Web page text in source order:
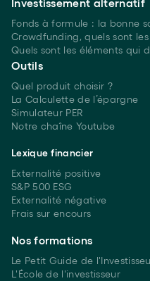
Investissement alternatif
Fonds à formule : la bonne
Crowdfunding, quels sont
Quels sont les éléments qui
Outils
Quel produit choisir ?
La Calculette de l’épargne
Simulateur PER
Notre chaîne Youtube
Lexique financier
Externalité positive
S&P 500 ESG
Externalité négative
Frais sur encours
Nos formations
Le Petit Guide de
L'École de l'investisseur